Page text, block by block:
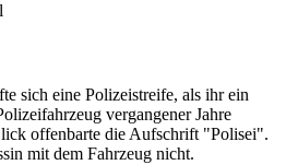
sich eine Polizeistreife, als ihr ein
vergangener Jahre
offenbarte die Aufschrift "Polisei".
mit dem Fahrzeug nicht.